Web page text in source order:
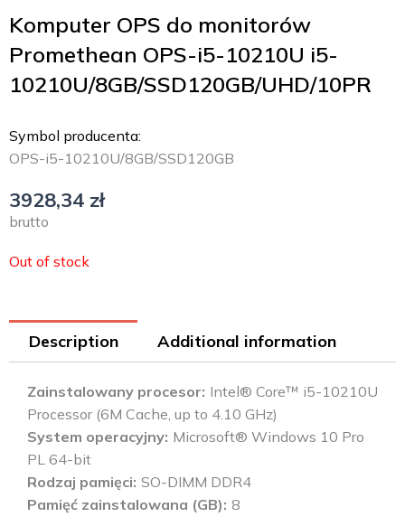
Komputer OPS do monitorów
Promethean OPS-i5-10210U i5-
10210U/8GB/SSD120GB/UHD/10PR
Symbol producenta:
OPS-i5-10210U/8GB/SSD120GB
3928,34 zł
brutto
Out of stock
Description Additional information
Zainstalowany procesor Intel® Core™ i5-10210U
Processor (6M Cache, up to 4.10 GHz)
System operacyjny Microsoft® Windows 10 Pro
PL 64-bit
Rodzaj pamięci SO-DIMM DDR4
Pamięć zainstalowana (GB) 8